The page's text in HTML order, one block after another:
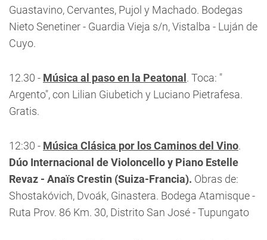
Guastavino, Cervantes, Pujol y Machado. Bodegas
Nieto Senetiner - Guardia Vieja s/n, Vistalba - Luján de
Cuyo.
12.30 - Música al paso en la Peatonal . Toca: "
Argento", con Lilian Giubetich y Luciano Pietrafesa.
Gratis.
12:30 - Música Clásica por los Caminos del Vino.
Dúo Internacional de Violoncello y Piano Estelle
Revaz - Anaïs Crestin (Suiza-Francia). Obras de:
Shostakóvich, Dvoák, Ginastera. Bodega Atamisque -
Ruta Prov. 86 Km. 30, Distrito San José - Tupungato